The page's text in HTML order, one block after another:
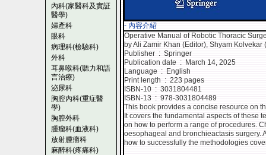
內科(家醫科及實証
醫學)
婦產科
眼科
病理科(檢驗科)
外科
耳鼻喉科(聽力和語
言治療)
泌尿科
胸腔內科(重症醫
學)
胸腔外科
腫瘤科(血液科)
放射腫瘤科
麻醉科(疼痛科)
- 內容介紹
Operative Manual of Robotic Thoracic
by Ali Zamir Khan (Editor), Shyam Kolvekar
Publisher ‏ : ‎ Springer
Publication date ‏ : ‎ March 14, 2025
Language ‏ : ‎ English
Print length ‏ : ‎ 223 pages
ISBN-10 ‏ : ‎ 3031804481
ISBN-13 ‏ : ‎ 978-3031804489
This book provides a concise resource on
It covers the fundamental aspects of these
on how to perform a range of procedures.
oesophageal and bronchieactasis surgery.
how to successfully the methodologies